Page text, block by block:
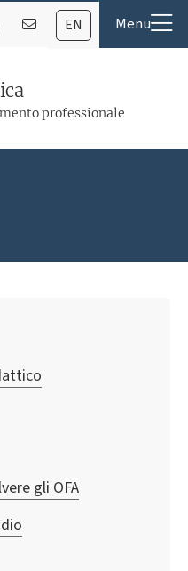
EN
professionale
gli OFA